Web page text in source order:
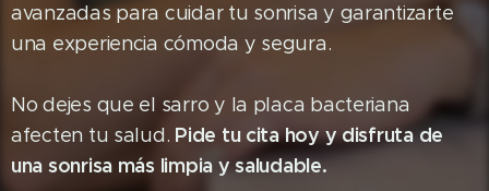
avanzadas para cuidar tu sonrisa y garantizarte
una experiencia cómoda y segura.
No dejes que el sarro y la placa bacteriana
afecten tu salud. Pide tu cita hoy y disfruta de
una sonrisa más limpia y saludable.